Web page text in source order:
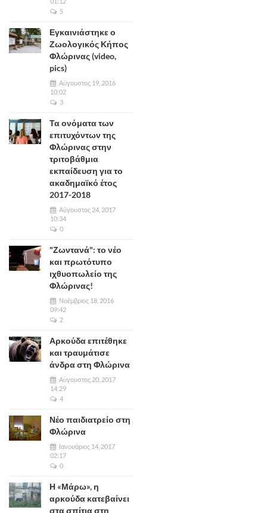
5
Εγκαινιάστηκε ο
Ζωολογικός Κήπος
Φλώρινας (video,
pics)
Αύγουστος 19, 2016
10:02
3
Τα ονόματα των
επιτυχόντων της
Φλώρινας στην
τριτοβάθμια
εκπαίδευση για το
ακαδημαϊκό έτος
2017-2018
Αύγουστος 24, 2017
10:34
0
"Ζωντανά": το νέο
και πρωτότυπο
ιχθυοπωλείο της
Φλώρινας!
Νοέμβριος 18, 2016
09:42
2
Αρκούδα επιτέθηκε
και τραυμάτισε
άνδρα στη Φλώρινα
Αύγουστος 20, 2017
14:29
4
Νέο παιδιατρείο στη
Φλώρινα
Ιανουάριος 14, 2017
02:17
0
Η «Μάρω», η
αρκούδα κατεβαίνει
στα σπίτια στη